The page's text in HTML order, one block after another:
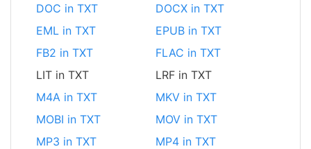
DOC in TXT
DOCX in TXT
EML in TXT
EPUB in TXT
FB2 in TXT
FLAC in TXT
LIT in TXT
LRF in TXT
M4A in TXT
MKV in TXT
MOBI in TXT
MOV in TXT
MP3 in TXT
MP4 in TXT